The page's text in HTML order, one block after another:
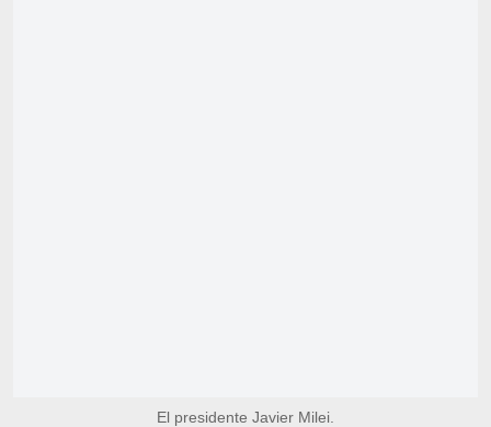
El presidente Javier Milei.